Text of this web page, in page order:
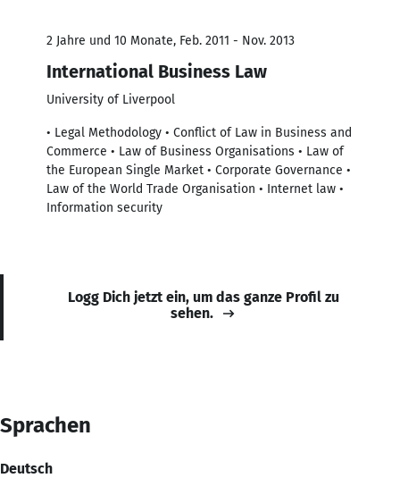
2 Jahre und 10 Monate, Feb. 2011 - Nov. 2013
International Business Law
University of Liverpool
• Legal Methodology • Conflict of Law in Business and
Commerce • Law of Business Organisations • Law of
the European Single Market • Corporate Governance •
Law of the World Trade Organisation • Internet law •
Information security
Logg Dich jetzt ein, um das ganze Profil zu
sehen.
Sprachen
Deutsch